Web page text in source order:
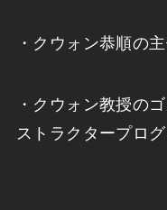
・クウォン恭順の
・クウォン教授の
ストラクタープロ